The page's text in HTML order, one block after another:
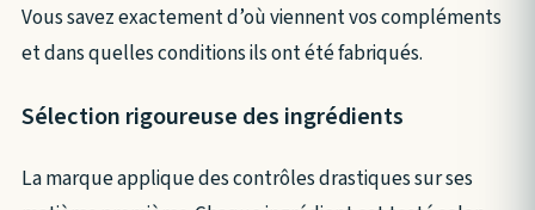
Vous savez exactement d’où viennent vos compléments
et dans quelles conditions ils ont été fabriqués.
Sélection rigoureuse des ingrédients
La marque applique des contrôles drastiques sur ses